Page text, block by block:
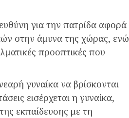
για την πατρίδα αφορά
στην άμυνα της χώρας, ενώ
προοπτικές που
γυναίκα να βρίσκονται
εισέρχεται η γυναίκα,
εκπαίδευσης με τη